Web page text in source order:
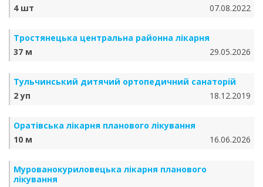
4 шт
07.08.2022
Тростянецька центральна районна лікарня
37 м
29.05.2026
Тульчинський дитячий ортопедичний санаторій
2 уп
18.12.2019
Оратівська лікарня планового лікування
10 м
16.06.2026
Мурованокуриловецька лікарня планового
лікування